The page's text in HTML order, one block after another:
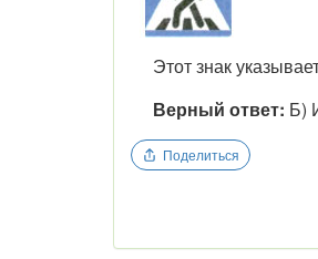
Этот знак
Верный ответ: Б)
Поделиться